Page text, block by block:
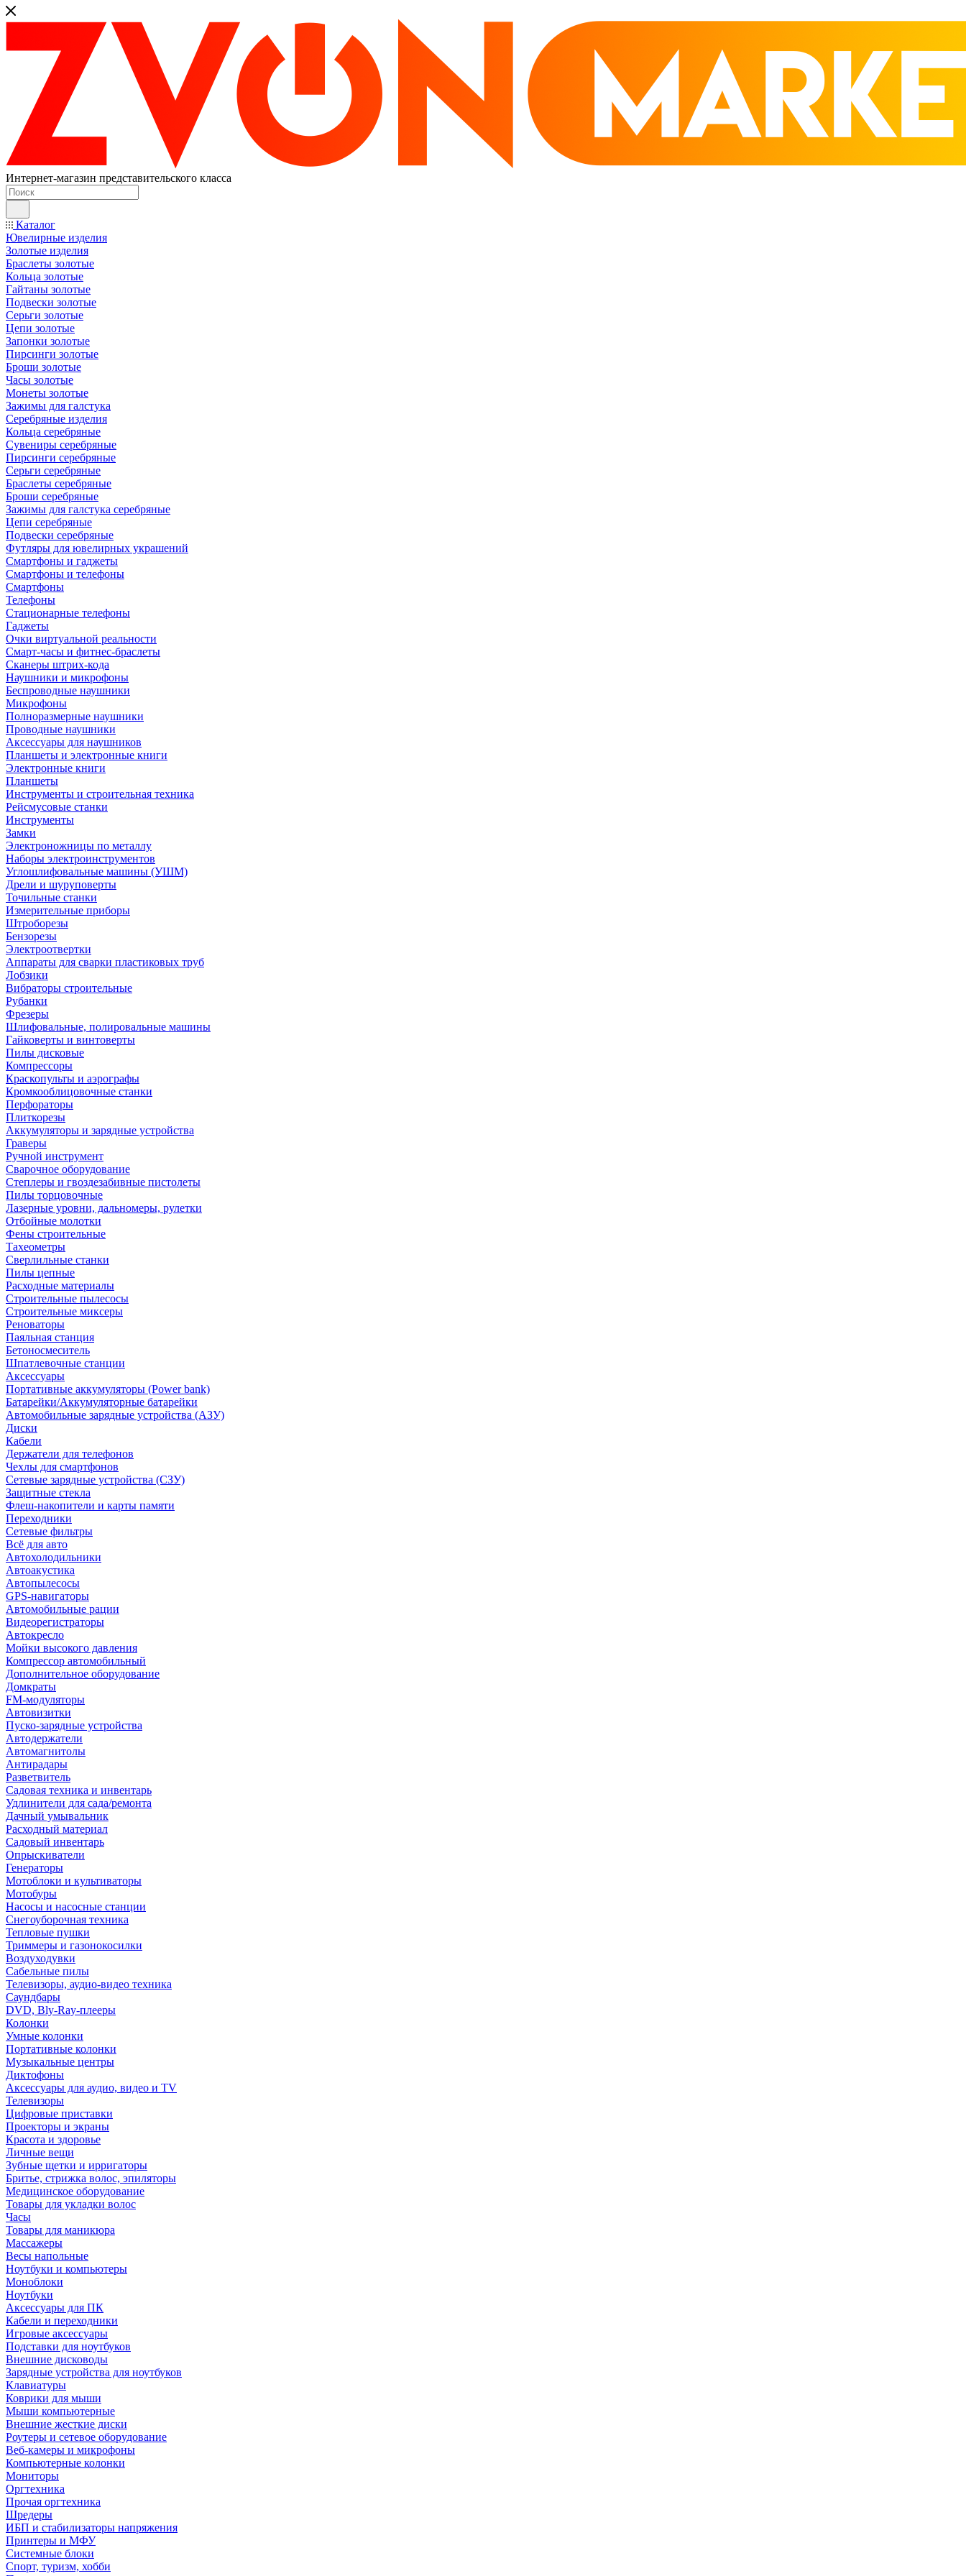
Интернет-магазин представительского класса
Каталог
Ювелирные изделия
Золотые изделия
Браслеты золотые
Кольца золотые
Гайтаны золотые
Подвески золотые
Серьги золотые
Цепи золотые
Запонки золотые
Пирсинги золотые
Броши золотые
Часы золотые
Монеты золотые
Зажимы для галстука
Серебряные изделия
Кольца серебряные
Сувениры серебряные
Пирсинги серебряные
Серьги серебряные
Браслеты серебряные
Броши серебряные
Зажимы для галстука серебряные
Цепи серебряные
Подвески серебряные
Футляры для ювелирных украшений
Смартфоны и гаджеты
Смартфоны и телефоны
Смартфоны
Телефоны
Стационарные телефоны
Гаджеты
Очки виртуальной реальности
Смарт-часы и фитнес-браслеты
Сканеры штрих-кода
Наушники и микрофоны
Беспроводные наушники
Микрофоны
Полноразмерные наушники
Проводные наушники
Аксессуары для наушников
Планшеты и электронные книги
Электронные книги
Планшеты
Инструменты и строительная техника
Рейсмусовые станки
Инструменты
Замки
Электроножницы по металлу
Наборы электроинструментов
Углошлифовальные машины (УШМ)
Дрели и шуруповерты
Точильные станки
Измерительные приборы
Штроборезы
Бензорезы
Электроотвертки
Аппараты для сварки пластиковых труб
Лобзики
Вибраторы строительные
Рубанки
Фрезеры
Шлифовальные, полировальные машины
Гайковерты и винтоверты
Пилы дисковые
Компрессоры
Краскопульты и аэрографы
Кромкооблицовочные станки
Перфораторы
Плиткорезы
Аккумуляторы и зарядные устройства
Граверы
Ручной инструмент
Сварочное оборудование
Степлеры и гвоздезабивные пистолеты
Пилы торцовочные
Лазерные уровни, дальномеры, рулетки
Отбойные молотки
Фены строительные
Тахеометры
Сверлильные станки
Пилы цепные
Расходные материалы
Строительные пылесосы
Строительные миксеры
Реноваторы
Паяльная станция
Бетоносмеситель
Шпатлевочные станции
Аксессуары
Портативные аккумуляторы (Power bank)
Батарейки/Аккумуляторные батарейки
Автомобильные зарядные устройства (АЗУ)
Диски
Кабели
Держатели для телефонов
Чехлы для смартфонов
Сетевые зарядные устройства (СЗУ)
Защитные стекла
Флеш-накопители и карты памяти
Переходники
Сетевые фильтры
Всё для авто
Автохолодильники
Автоакустика
Автопылесосы
GPS-навигаторы
Автомобильные рации
Видеорегистраторы
Автокресло
Мойки высокого давления
Компрессор автомобильный
Дополнительное оборудование
Домкраты
FM-модуляторы
Автовизитки
Пуско-зарядные устройства
Автодержатели
Автомагнитолы
Антирадары
Разветвитель
Садовая техника и инвентарь
Удлинители для сада/ремонта
Дачный умывальник
Расходный материал
Садовый инвентарь
Опрыскиватели
Генераторы
Мотоблоки и культиваторы
Мотобуры
Насосы и насосные станции
Снегоуборочная техника
Тепловые пушки
Триммеры и газонокосилки
Воздуходувки
Сабельные пилы
Телевизоры, аудио-видео техника
Саундбары
DVD, Bly-Ray-плееры
Колонки
Умные колонки
Портативные колонки
Музыкальные центры
Диктофоны
Аксессуары для аудио, видео и TV
Телевизоры
Цифровые приставки
Проекторы и экраны
Красота и здоровье
Личные вещи
Зубные щетки и ирригаторы
Бритье, стрижка волос, эпиляторы
Медицинское оборудование
Товары для укладки волос
Часы
Товары для маникюра
Массажеры
Весы напольные
Ноутбуки и компьютеры
Моноблоки
Ноутбуки
Аксессуары для ПК
Кабели и переходники
Игровые аксессуары
Подставки для ноутбуков
Внешние дисководы
Зарядные устройства для ноутбуков
Клавиатуры
Коврики для мыши
Мыши компьютерные
Внешние жесткие диски
Роутеры и сетевое оборудование
Веб-камеры и микрофоны
Компьютерные колонки
Мониторы
Оргтехника
Прочая оргтехника
Шредеры
ИБП и стабилизаторы напряжения
Принтеры и МФУ
Системные блоки
Спорт, туризм, хобби